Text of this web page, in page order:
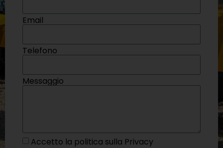
Email
Telefono
Messaggio
Accetto la politica sulla Privacy